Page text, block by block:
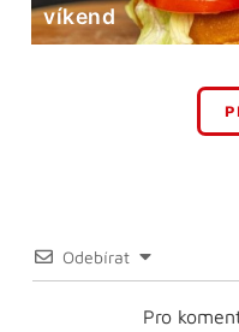
víkend
Odebírat
Pro